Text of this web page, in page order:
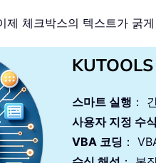
체크박스의 텍스트가 굵게
스마트 실행 ：
사용자 지정 수식
VBA 코딩 ：